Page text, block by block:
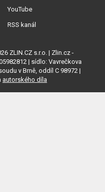
YouTube
RSS kanál
ZLIN.CZ s.r.o. | Zlin.cz -
| sídlo: Vavrečkova
v Brně, oddíl C 98972 |
autorského díla